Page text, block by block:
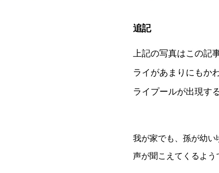
追記
上記の写真はこの
ライがあまりにもか
ライプールが出現す
我が家でも、孫が幼
声が聞こえてくるよう